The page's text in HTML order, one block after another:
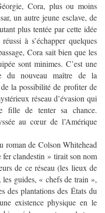
Cora, plus ou moins
un autre jeune esclave, de
plus tentée par cette idée
à s’échapper quelques
Cora sait bien que les
sont minimes. C’est une
du nouveau maître de la
la possibilité de profiter de
réseau d’évasion qui
fille de tenter sa chance.
au cœur de l’Amérique
roman de Colson Whitehead
clandestin » tirait son nom
de ce réseau (les lieux de
guides, « chefs de train »,
des plantations des États du
existence physique en le